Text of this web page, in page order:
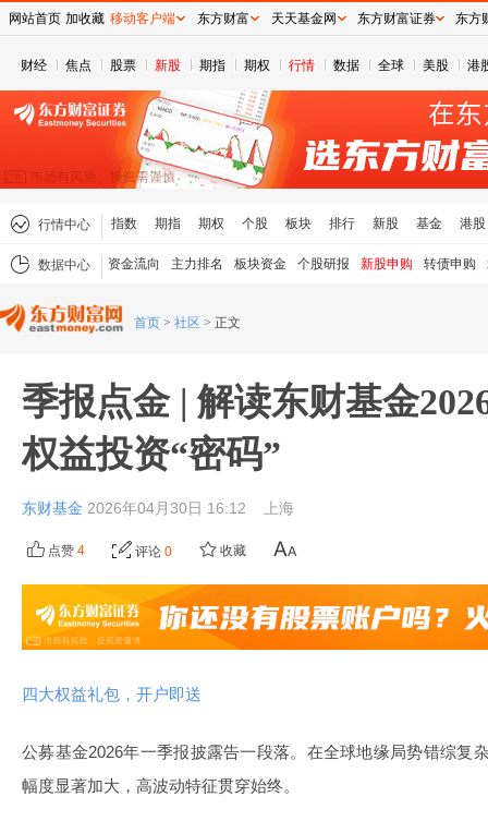
财经 焦点 股票 新股 期指 期权 行情 数据 全球 美股 港
行情中心 指数 期指 期权 个股 板块 排行 新股 基金 港股
数据中心 资金流向 主力排名 板块资金 个股研报 新股申购 转债申购
首页 > 社区 > 正文
季报点金 | 解读东财基金
权益投资“密码”
东财基金 2026年04月30日 16:12 上海
点赞 4 评论 0 收藏
四大权益礼包，开户即送
公募基金2026年一季报披露告一段落。在全球地缘局势错综复
幅度显著加大，高波动特征贯穿始终。
网站首页 加收藏 移动客户端 东方财富 天天基金网 东方财富证券 东方